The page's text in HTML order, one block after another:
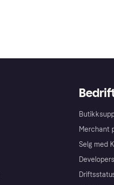
Merchant
Selg med